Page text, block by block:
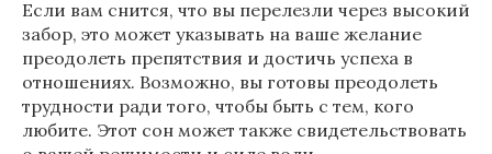
Если вам снится, что вы перелезли через высокий
забор, это может указывать на ваше желание
преодолеть препятствия и достичь успеха в
отношениях. Возможно, вы готовы преодолеть
трудности ради того, чтобы быть с тем, кого
любите. Этот сон может также свидетельствовать